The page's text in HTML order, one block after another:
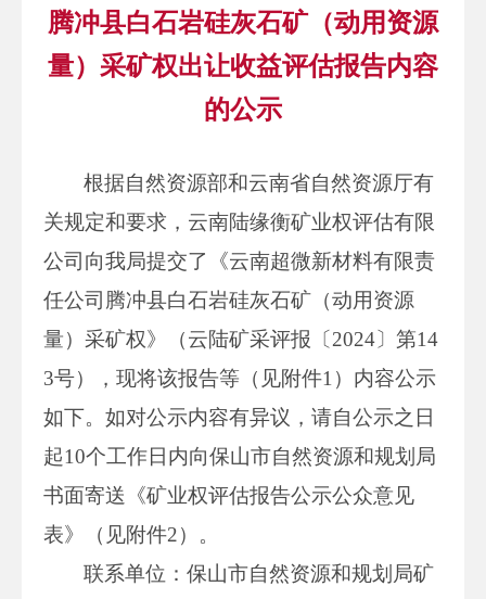
腾冲县白石岩硅灰石矿（动用资源
量）采矿权出让收益评估报告内容
的公示
根据自然资源部和云南省自然资源厅有
关规定和要求，云南陆缘衡矿业权评估有限
公司向我局提交了《云南超微新材料有限责
任公司腾冲县白石岩硅灰石矿（动用资源
量）采矿权》（云陆矿采评报〔2024〕第14
3号），现将该报告等（见附件1）内容公示
如下。如对公示内容有异议，请自公示之日
起10个工作日内向保山市自然资源和规划局
书面寄送《矿业权评估报告公示公众意见
表》（见附件2）。
联系单位：保山市自然资源和规划局矿